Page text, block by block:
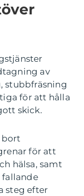
av
stubbfräsning
för att hålla
skick.
bort
för att
hälsa, samt
fallande
steg efter